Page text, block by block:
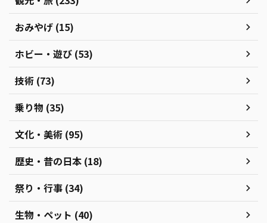
おみやげ (15)
ホビー・遊び (53)
技術 (73)
乗り物 (35)
文化・美術 (95)
歴史・昔の日本 (18)
祭り・行事 (34)
生物・ペット (40)